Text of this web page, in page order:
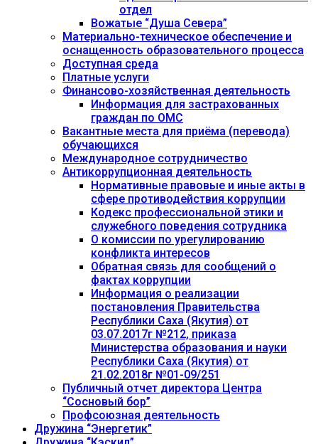
отдел
Вожатые “Душа Севера”
Материально-техническое обеспечение и
оснащенность образовательного процесса
Доступная среда
Платные услуги
Финансово-хозяйственная деятельность
Информация для застрахованных
граждан по ОМС
Вакантные места для приёма (перевода)
обучающихся
Международное сотрудничество
Антикоррупционная деятельность
Нормативные правовые и иные акты в
сфере противодействия коррупции
Кодекс профессиональной этики и
служебного поведения сотрудника
О комиссии по урегулированию
конфликта интересов
Обратная связь для сообщений о
фактах коррупции
Информация о реализации
постановления Правительства
Республики Саха (Якутия) от
03.07.2017г №212, приказа
Министерства образования и науки
Республики Саха (Якутия) от
21.02.2018г №01-09/251
Публичный отчет директора Центра
“Сосновый бор”
Профсоюзная деятельность
Дружина “Энергетик”